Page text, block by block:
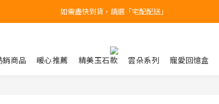
台北民權門市，現貨展示中
產品均備有現貨，下單後最快當天即可出貨
銷商品 暖心推薦 精美玉石款 雲朵系列 寵愛回憶盒